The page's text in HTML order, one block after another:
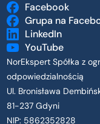
Facebook
Grupa na
LinkedIn
YouTube
NorEkspert Spółka z
odpowiedzialnością
Ul. Bronisława
81-237 Gdyni
NIP: 5862352828